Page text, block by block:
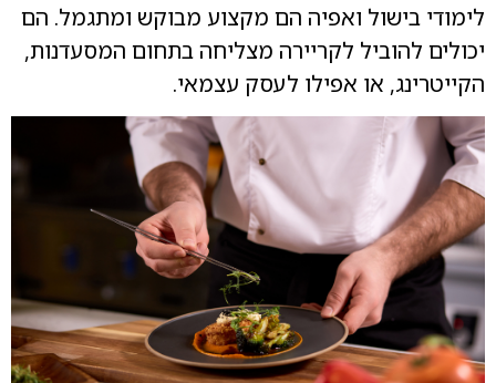
לימודי בישול ואפיה הם מקצוע מבוקש ומתגמל. הם
יכולים להוביל לקריירה מצליחה בתחום המסעדנות,
הקייטרינג, או אפילו לעסק עצמאי.